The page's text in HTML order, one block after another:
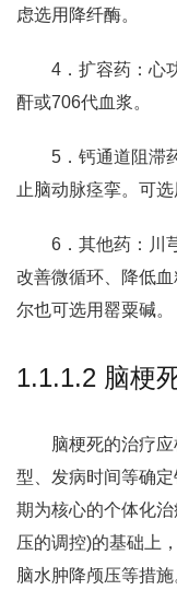
虑选用降纤酶。
4．扩容药：心
酐或706代血浆。
5．钙通道阻滞
止脑动脉痉挛。可
6．其他药：川
改善微循环、降低
尔也可选用罂粟碱。
1.1.1.2 脑梗
脑梗死的治疗
型、发病时间等确
期为核心的个体化
压的调控)的基础上
脑水肿降颅压等措施